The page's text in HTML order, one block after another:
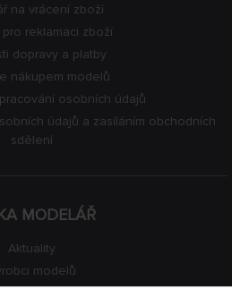
na vrácení zboží
pro reklamaci zboží
dopravy a platby
nákupem modelů
osobních údajů
údajů a zasíláním obchodních
sdělení
MODELÁŘ
Aktuality
modelů